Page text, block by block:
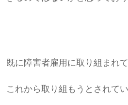
既に障害者雇用に取り組まれ
これから取り組もうとされて